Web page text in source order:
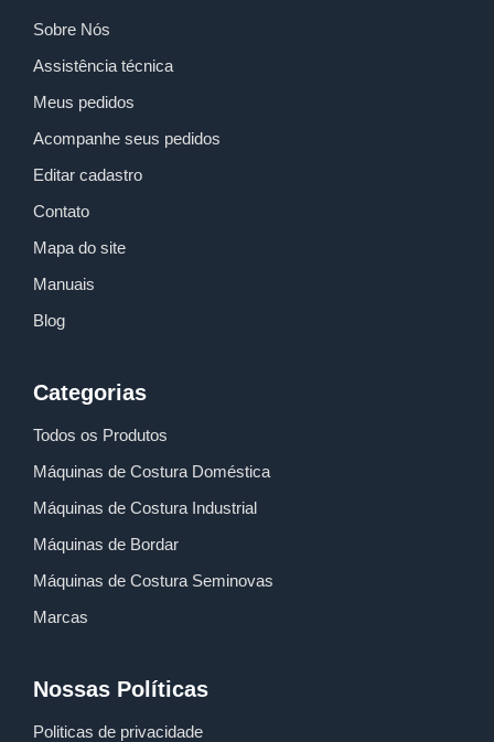
Sobre Nós
Assistência técnica
Meus pedidos
Acompanhe seus pedidos
Editar cadastro
Contato
Mapa do site
Manuais
Blog
Categorias
Todos os Produtos
Máquinas de Costura Doméstica
Máquinas de Costura Industrial
Máquinas de Bordar
Máquinas de Costura Seminovas
Marcas
Nossas Políticas
Politicas de privacidade